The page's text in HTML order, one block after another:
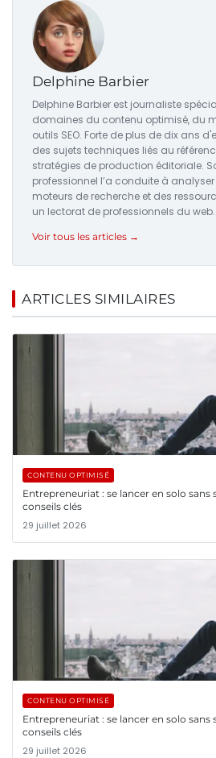
Delphine Barbier
Delphine Barbier est journaliste
domaines du contenu optimisé, du
outils SEO. Forte de plus de dix ans
des sujets techniques liés au
stratégies de production éditoriale.
professionnel l’a conduite à analyser
moteurs de recherche et des
un lectorat de professionnels du web.
Voir tous les articles →
ARTICLES SIMILAIRES
CONTENU OPTIMISÉ
Entrepreneuriat : se lancer en solo sans
conseils clés
29 juillet 2026
CONTENU OPTIMISÉ
Entrepreneuriat : se lancer en solo sans
conseils clés
29 juillet 2026